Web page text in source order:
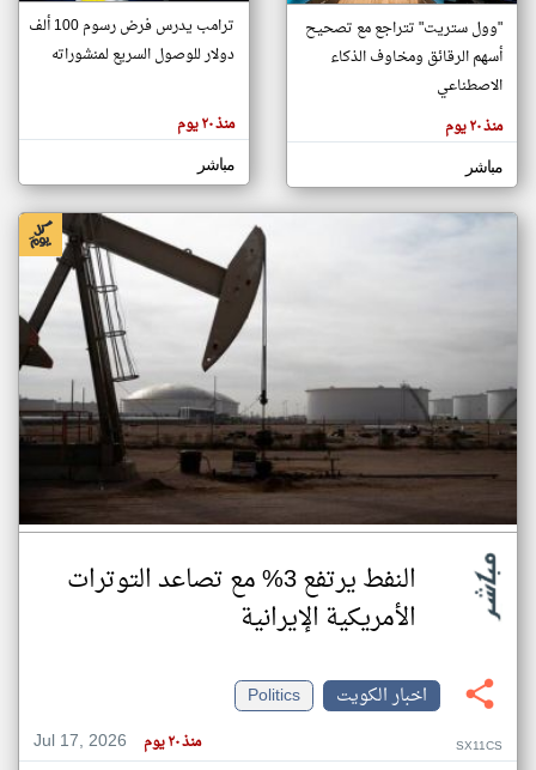
مصادر الأخبار من الكويت
اخبار الكويت على مدار الساعة
أهم اخبار الكويت العاجلة والمباشرة
المقالات
الموجوده
وجهة
نظر
كاتبيها.
"وول ستريت" تتراجع مع تصحيح
أسهم الرقائق ومخاوف الذكاء
الاصطناعي
منذ ٢٠ يوم
مباشر
ترامب يدرس فرض رسوم 100 ألف
دولار للوصول السريع لمنشوراته
منذ ٢٠ يوم
مباشر
النفط يرتفع 3% مع تصاعد التوترات
الأمريكية الإيرانية
اخبار الكويت
Politics
Jul 17, 2026
منذ ٢٠ يوم SX11CS
klyoum.com